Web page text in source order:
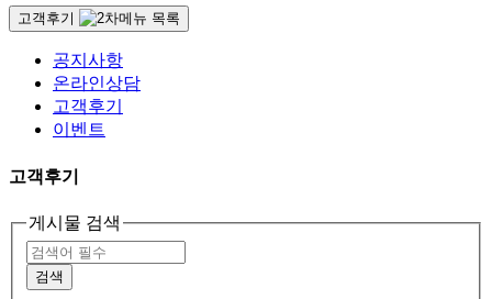
고객후기
공지사항
온라인상담
고객후기
이벤트
고객후기
게시물 검색
검색